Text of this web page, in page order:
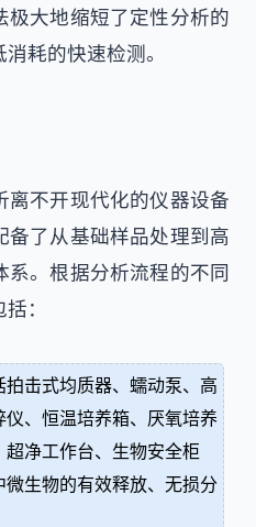
极大地缩短了定性分析的
耗的快速检测。
离不开现代化的仪器设备
备了从基础样品处理到高
。根据分析流程的不同
：
击式均质器、蠕动泵、高
、恒温培养箱、厌氧培养
净工作台、生物安全柜
生物的有效释放、无损分